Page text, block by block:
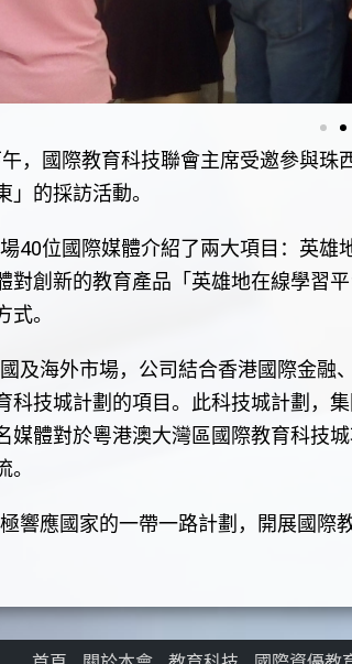
，國際教育科技聯會主席受邀參與
」的採訪活動。
40位國際媒體介紹了兩大項目：英雄
對創新的教育產品「英雄地在線學習
式。
及海外市場，公司結合香港國際金融
科技城計劃的項目。此科技城計劃，
媒體對於粵港澳大灣區國際教育科技
響應國家的一帶一路計劃，開展國際